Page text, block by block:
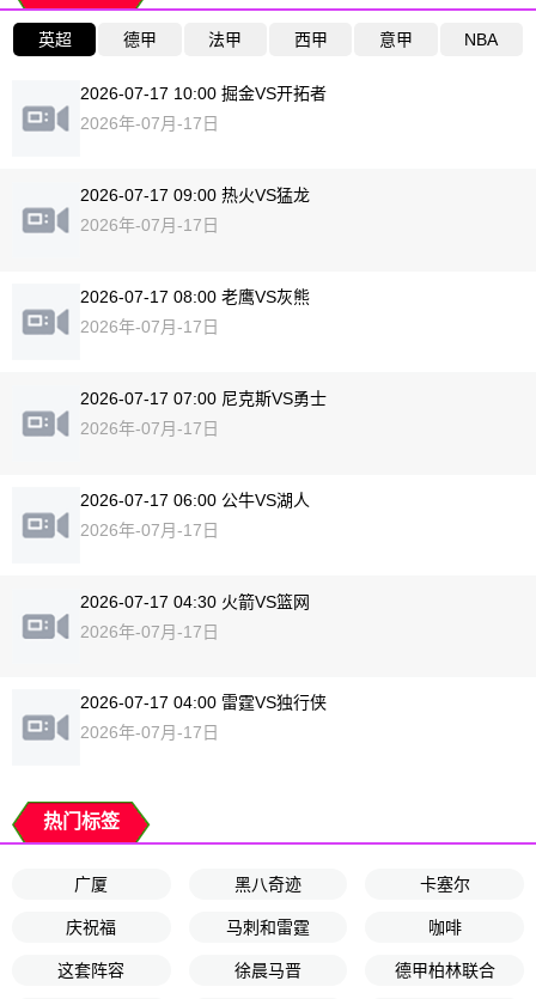
英超 德甲 法甲 西甲 意甲 NBA
2026-07-17 10:00 掘金VS开拓者
2026年-07月-17日
2026-07-17 09:00 热火VS猛龙
2026年-07月-17日
2026-07-17 08:00 老鹰VS灰熊
2026年-07月-17日
2026-07-17 07:00 尼克斯VS勇士
2026年-07月-17日
2026-07-17 06:00 公牛VS湖人
2026年-07月-17日
2026-07-17 04:30 火箭VS篮网
2026年-07月-17日
2026-07-17 04:00 雷霆VS独行侠
2026年-07月-17日
热门标签
广厦 黑八奇迹 卡塞尔
庆祝福 马刺和雷霆 咖啡
这套阵容 徐晨马晋 德甲柏林联合